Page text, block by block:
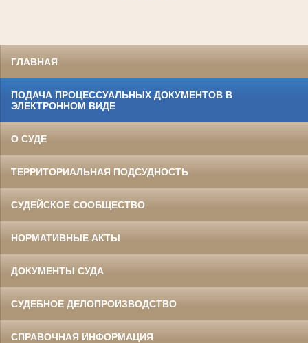
ГЛАВНАЯ
ПОДАЧА ПРОЦЕССУАЛЬНЫХ ДОКУМЕНТОВ В
ЭЛЕКТРОННОМ ВИДЕ
О СУДЕ
ТЕРРИТОРИАЛЬНАЯ ПОДСУДНОСТЬ
СУДЕЙСКОЕ СООБЩЕСТВО
НОРМАТИВНЫЕ АКТЫ
ДОКУМЕНТЫ СУДА
СУДЕБНОЕ ДЕЛОПРОИЗВОДСТВО
СПРАВОЧНАЯ ИНФОРМАЦИЯ